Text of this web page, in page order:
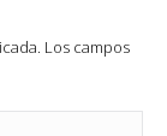
Los campos